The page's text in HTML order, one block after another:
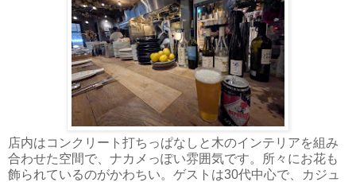
店内はコンクリート打ちっぱなしと木のインテリアを組み
合わせた空間で、ナカメっぽい雰囲気です。所々にお花も
飾られているのがかわちい。ゲストは30代中心で、カジュ